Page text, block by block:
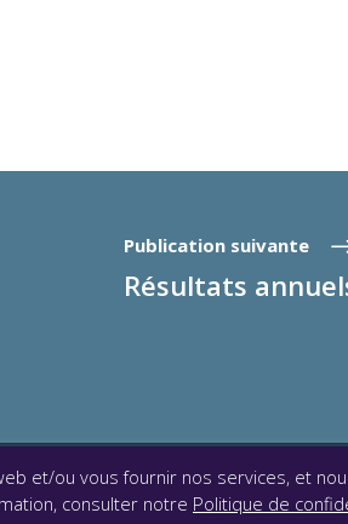
Publication suivante
Résultats
: partiellement conforme|
et/ou vous fournir nos services, et
consulter notre Politique de